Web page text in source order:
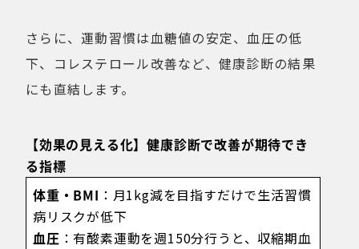
さらに、運動習慣は血糖値の安定、血圧の低
下、コレステロール改善など、健康診断の結果
にも直結します。
【効果の見える化】健康診断で改善が期待でき
る指標
体重・BMI ：月1kg減を目指すだけで生活習慣
病リスクが低下
血圧 ：有酸素運動を週150分行うと、収縮期血